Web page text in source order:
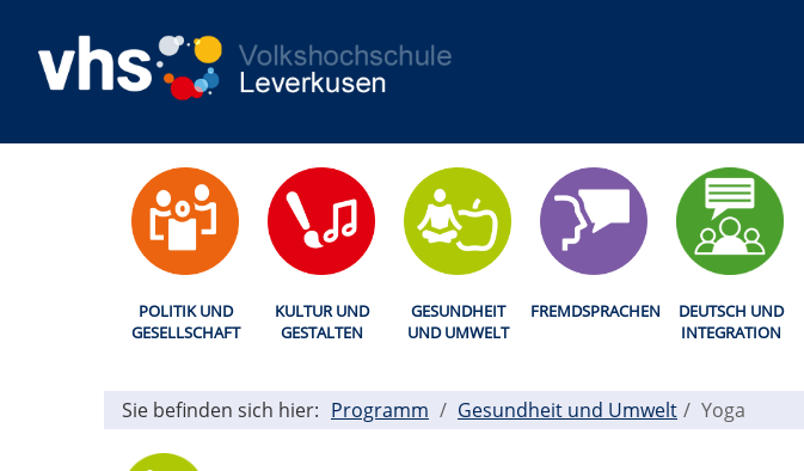
POLITIK UND
GESELLSCHAFT
KULTUR UND
GESTALTEN
GESUNDHEIT
UND UMWELT
FREMDSPRACHEN
DEUTSCH UND
INTEGRATION
Sie befinden sich hier: Programm Gesundheit und Umwelt Yoga